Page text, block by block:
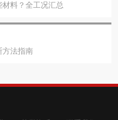
料？全工况汇总
方法指南